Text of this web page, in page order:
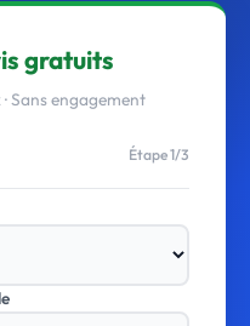
gratuits
Sans engagement
Étape 1/3